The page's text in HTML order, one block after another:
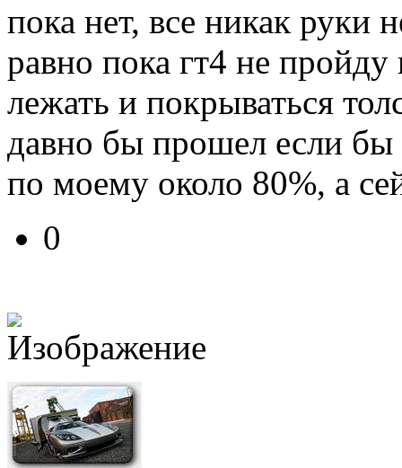
пока нет, все никак руки
равно пока гт4 не пройду
лежать и покрываться
давно бы прошел если бы
по моему около 80%, а
0